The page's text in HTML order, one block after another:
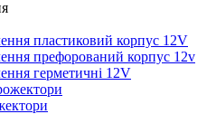
пластиковий корпус 12V
префорований корпус 12v
герметичні 12V